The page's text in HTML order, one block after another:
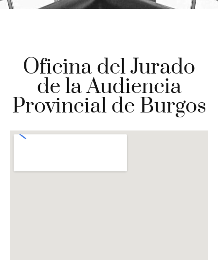
Oficina del Jurado
de la Audiencia
Provincial de Burgos